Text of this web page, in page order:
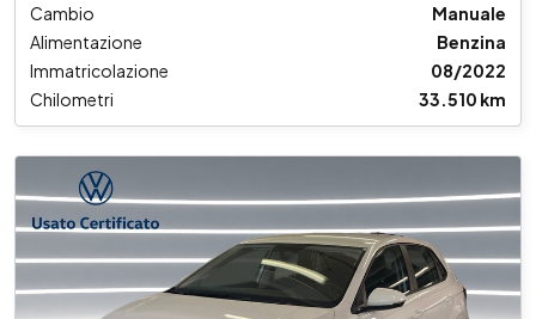
Cambio
Manuale
Alimentazione
Benzina
Immatricolazione
08/2022
Chilometri
33.510 km